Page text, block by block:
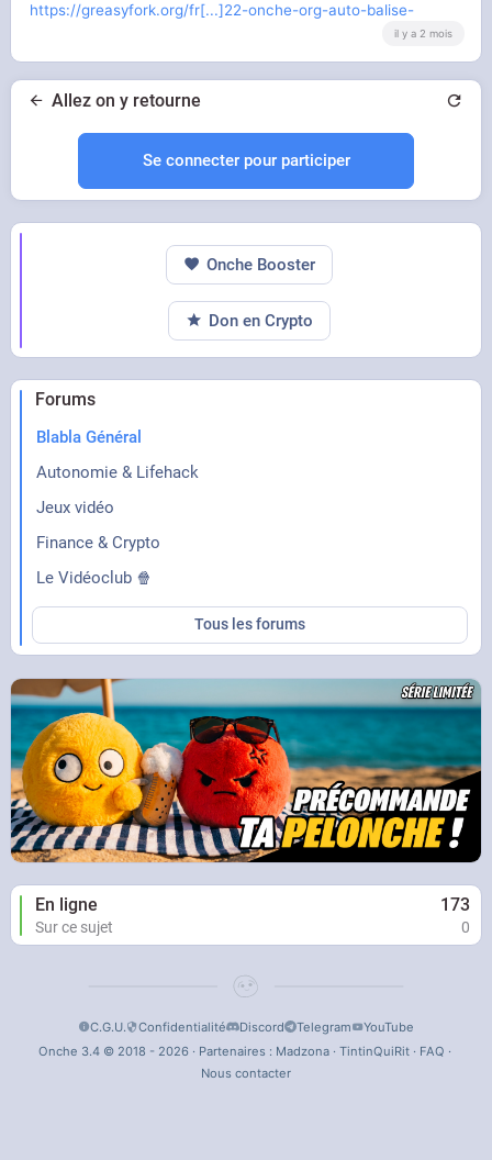
téléphone
L'odeur du plastique, la gueule du plastique
Le bip car le pack de bière sans alcool sur le
siège arrière n'est pas attaché
https://greasyfork.org/fr[...]22-onche-org-auto-balise-
il y a 2 mois
Allez on y retourne
Se connecter pour participer
Forums
Blabla Général
Autonomie & Lifehack
Jeux vidéo
Finance & Crypto
Le Vidéoclub 🍿
Tous les forums
En ligne 173
Sur ce sujet 0
Onche Booster
Don en Crypto
C.G.U. Confidentialité Discord Telegram
YouTube
Onche 3.4 © 2018 - 2026 · Partenaires : Madzona· TintinQuiRit· FAQ ·
Nous contacter